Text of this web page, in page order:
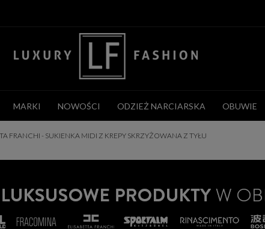
MARKI NOWOŚCI ODZIEŻ NARCIARSKA OBUWIE
FRANCHI - SUKIENKA MIDI Z KREPY SKRZYŻOWANA Z TYŁU